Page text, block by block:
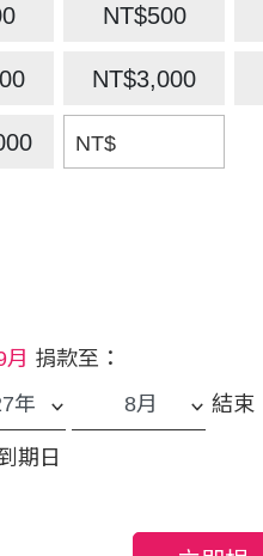
NT$500
NT$3,000
NT$
捐款至：
結束
期日